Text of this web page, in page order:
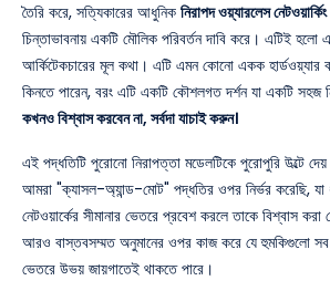
তৈরি করে, সত্যিকারের আধুনিক নিরাপদ ওয়্যারলেস নেটওয়ার্কিং
চিন্তাভাবনায় একটি মৌলিক পরিবর্তন দাবি করে। এটিই
আর্কিটেকচারের মূল কথা। এটি এমন কোনো একক হার্ডওয়্যার
কিনতে পারেন, বরং এটি একটি কৌশলগত দর্শন যা একটি সহজ
কখনও বিশ্বাস করবেন না, সর্বদা যাচাই করুন।
এই পদ্ধতিটি পুরোনো নিরাপত্তা মডেলটিকে পুরোপুরি উল্টে
আমরা "ক্যাসল-অ্যান্ড-মোট" পদ্ধতির ওপর নির্ভর করেছি, যা
নেটওয়ার্কের সীমানার ভেতরে প্রবেশ করলে তাকে বিশ্বাস
আরও বাস্তবসম্মত অনুমানের ওপর কাজ করে যে হুমকিগুলো সব
ভেতরে উভয় জায়গাতেই থাকতে পারে।